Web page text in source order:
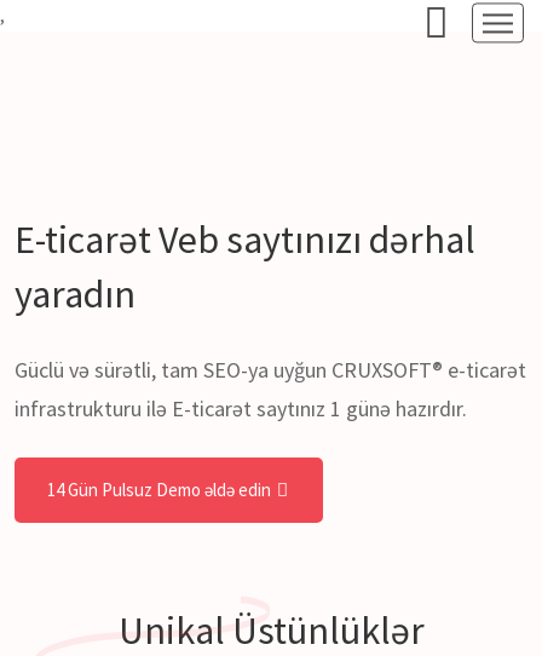
,
E-ticarətVeb saytınızı dərhal
yaradın
Güclü və sürətli, tam SEO-ya uyğun CRUXSOFT® e-ticarət
infrastrukturu ilə E-ticarət saytınız 1 günə hazırdır.
14 Gün Pulsuz Demo əldə edin
Unikal Üstünlüklər